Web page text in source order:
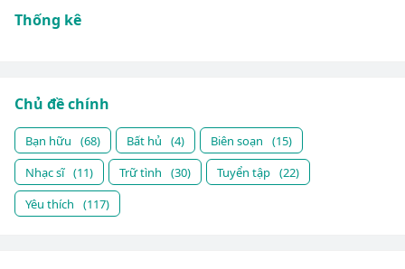
Thống kê
Chủ đề chính
Bạn hữu (68) Bất hủ (4) Biên soạn
(15)
Nhạc sĩ (11) Trữ tình (30) Tuyển tập (22)
Yêu thích
(117)